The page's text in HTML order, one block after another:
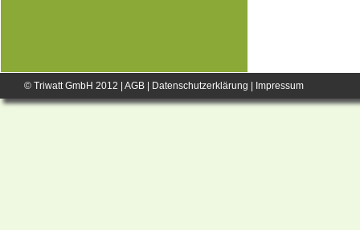
© Triwatt GmbH 2012 | AGB Datenschutzerklärung Impressum